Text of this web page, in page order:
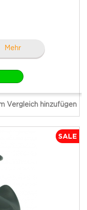
Mehr
Vergleich hinzufügen
SALE